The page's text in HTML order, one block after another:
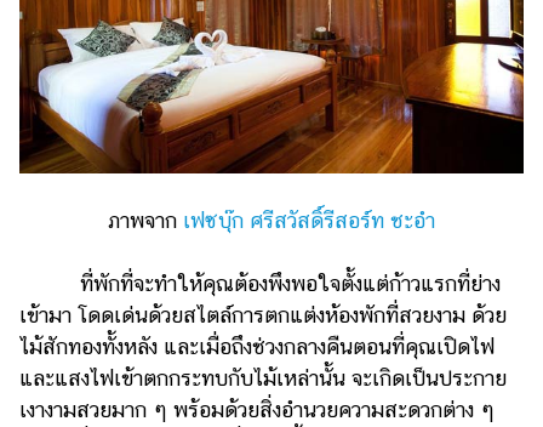
ภาพจาก เฟซบุ๊ก ศรีสวัสดิ์รีสอร์ท ชะอำ
ที่พักที่จะทำให้คุณต้องพึงพอใจตั้งแต่ก้าวแรกที่ย่าง
เข้ามา โดดเด่นด้วยสไตล์การตกแต่งห้องพักที่สวยงาม ด้วย
ไม้สักทองทั้งหลัง และเมื่อถึงช่วงกลางคืนตอนที่คุณเปิดไฟ
และแสงไฟเข้าตกกระทบกับไม้เหล่านั้น จะเกิดเป็นประกาย
เงางามสวยมาก ๆ พร้อมด้วยสิ่งอำนวยความสะดวกต่าง ๆ